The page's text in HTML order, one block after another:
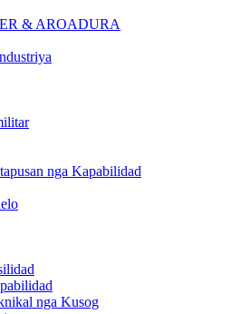
& AROADURA
nga Kapabilidad
nga Kusog